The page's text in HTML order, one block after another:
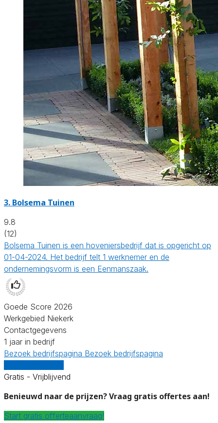
3. Bolsema Tuinen
9.8
(12)
Bolsema Tuinen is een hoveniersbedrijf dat is opgericht op
01-04-2024. Het bedrijf telt 1 werknemer en de
ondernemingsvorm is een Eenmanszaak.
Goede Score 2026
Werkgebied Niekerk
Contactgegevens
1 jaar in bedrijf
Bezoek bedrijfspagina Bezoek bedrijfspagina
Gratis - Vrijblijvend
Benieuwd naar de prijzen? Vraag gratis offertes aan!
Start gratis offerteaanvraag!